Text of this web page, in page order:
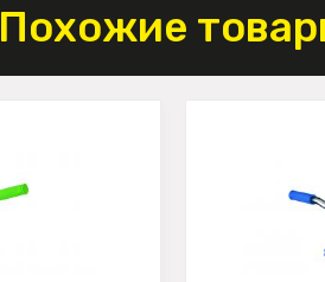
Похожие